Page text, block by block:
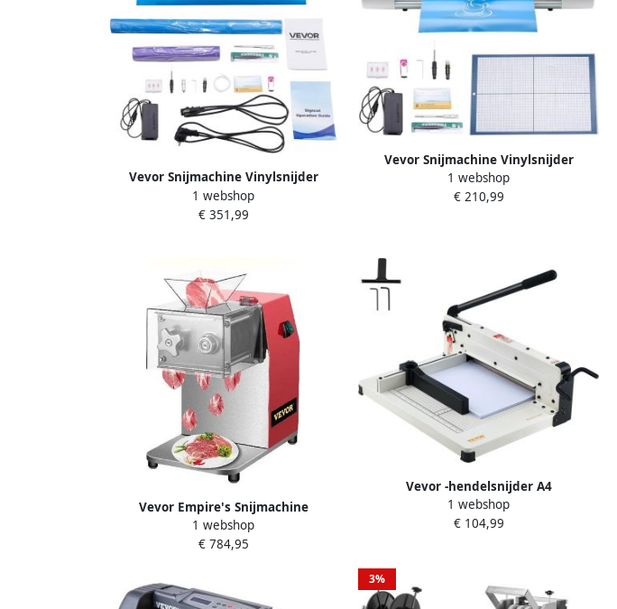
Vevor Snijmachine Vinylsnijder
Automatische Randdetectie 600mm
1 webshop
€ 351,99
Vevor Snijmachine Vinylsnijder
Automatische Randdetectie Instelbaar
1 webshop
€ 210,99
Vevor Empire's Snijmachine
Allessnijder Snijmachine vlees
Allessnijder Vleessnijmachine Voor
1 webshop
€ 784,95
Vevor -hendelsnijder A4
Guillotinepapiersnijder Snijmachine
304 8 mm
1 webshop
€ 104,99
3%